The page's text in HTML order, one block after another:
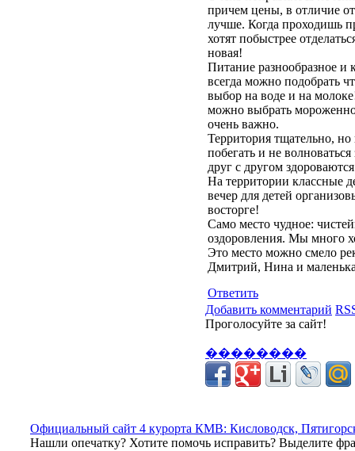
причем цены, в отличие
лучше. Когда проходишь
хотят побыстрее
новая!
Питание разнообразное и
всегда можно подобрать
выбор на воде и на
можно выбрать
очень важно.
Территория тщательно,
побегать и не
друг с другом
На территории классные
вечер для детей
восторге!
Само место чудное:
оздоровления. Мы много
Это место можно смело
Дмитрий, Нина и
Ответить
Добавить комментарий
Проголосуйте за сайт!
��������
Официальный сайт 4 курорта КМВ: Кисловодск,
Нашли опечатку? Хотите помочь исправить? Выделите